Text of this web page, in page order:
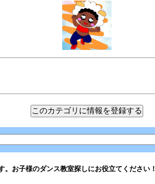
お子様のダンス教室探しにお役立てください！